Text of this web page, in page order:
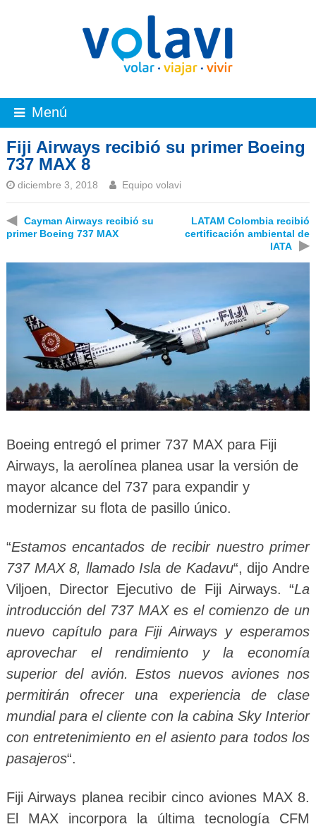
Menú
Fiji Airways recibió su primer Boeing
737 MAX 8
diciembre 3, 2018 Equipo volavi
◀
Cayman Airways recibió su
primer Boeing 737 MAX
LATAM Colombia recibió
certificación ambiental de
IATA
▶
Boeing entregó el primer 737 MAX para Fiji
Airways, la aerolínea planea usar la versión de
mayor alcance del 737 para expandir y
modernizar su flota de pasillo único.
“Estamos encantados de recibir nuestro primer
737 MAX 8, llamado Isla de Kadavu“, dijo Andre
Viljoen, Director Ejecutivo de Fiji Airways. “La
introducción del 737 MAX es el comienzo de un
nuevo capítulo para Fiji Airways y esperamos
aprovechar el rendimiento y la economía
superior del avión. Estos nuevos aviones nos
permitirán ofrecer una experiencia de clase
mundial para el cliente con la cabina Sky Interior
con entretenimiento en el asiento para todos los
pasajeros“.
Fiji Airways planea recibir cinco aviones MAX 8.
El MAX incorpora la última tecnología CFM